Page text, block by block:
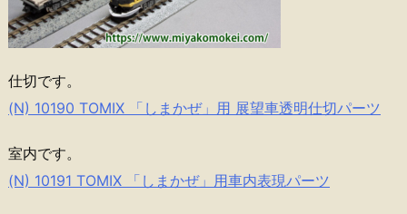
仕切です。
(N) 10190 TOMIX 「しまかぜ」用 展望車透明仕切パーツ
室内です。
(N) 10191 TOMIX 「しまかぜ」用車内表現パーツ